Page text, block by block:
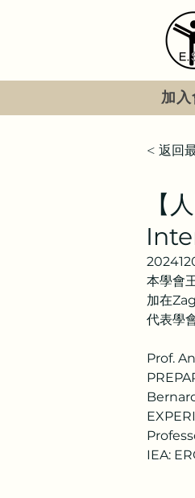
加入
< 返回
【
本學會
加在
代表學
Prof.
IEA: